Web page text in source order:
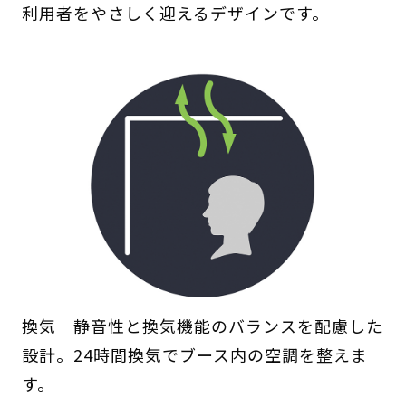
利用者をやさしく迎えるデザインです。
換気 静音性と換気機能のバランスを配慮した
設計。24時間換気でブース内の空調を整えま
す。